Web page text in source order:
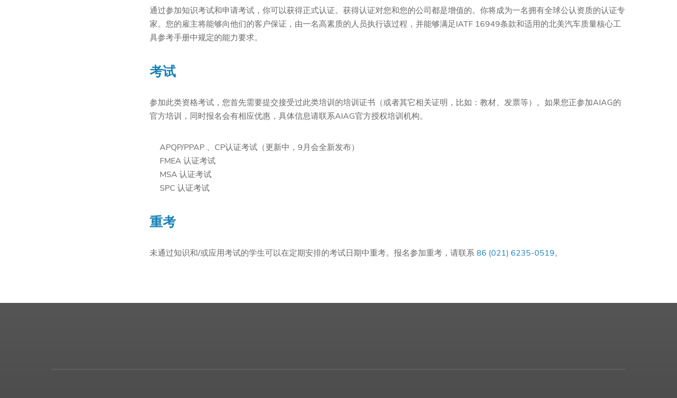
通过参加知识考试和申请考试，你可以获得正式认证。获得认证对您和您的公司都是增值的。你将成为一名拥有全球公认资质的认证专
家。您的雇主将能够向他们的客户保证，由一名高素质的人员执行该过程，并能够满足IATF 16949条款和适用的北美汽车质量核心工
具参考手册中规定的能力要求。
考试
参加此类资格考试，您首先需要提交接受过此类培训的培训证书（或者其它相关证明，比如：教材、发票等）。如果您正参加AIAG的
官方培训，同时报名会有相应优惠，具体信息请联系AIAG官方授权培训机构。
APQP/PPAP 、CP认证考试（更新中，9月会全新发布）
FMEA 认证考试
MSA 认证考试
SPC 认证考试
重考
未通过知识和/或应用考试的学生可以在定期安排的考试日期中重考。报名参加重考，请联系86 (021) 6235-0519。